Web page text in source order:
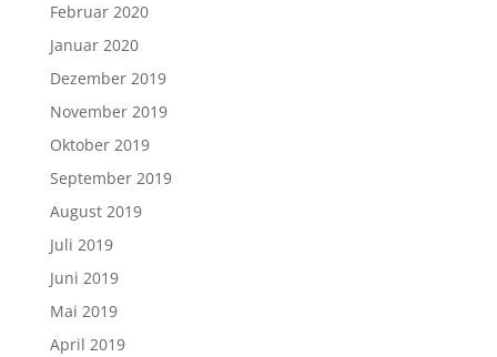
Februar 2020
Januar 2020
Dezember 2019
November 2019
Oktober 2019
September 2019
August 2019
Juli 2019
Juni 2019
Mai 2019
April 2019